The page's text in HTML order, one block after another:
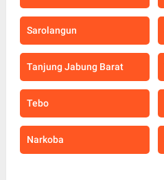
Sarolangun
Tanjung Jabung Barat
Tebo
Narkoba